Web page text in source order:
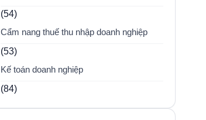
(54)
Cẩm nang thuế thu nhập doanh nghiệp
(53)
Kế toán doanh nghiệp
(84)